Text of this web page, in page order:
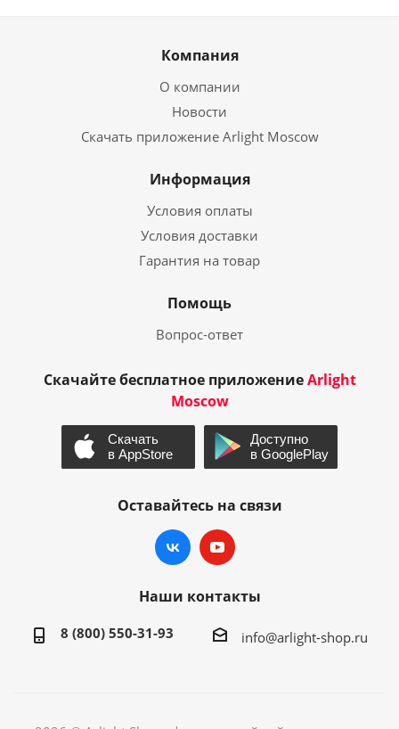
Компания
О компании
Новости
Скачать приложение Arlight Moscow
Информация
Условия оплаты
Условия доставки
Гарантия на товар
Помощь
Вопрос-ответ
Скачайте бесплатное приложениеArlight
Moscow
Оставайтесь на связи
Наши контакты
8 (800) 550-31-93 info@arlight-shop.ru